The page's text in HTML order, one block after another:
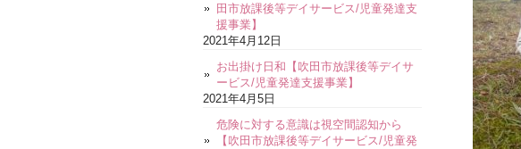
田市放課後等デイサービス/児童発達支
援事業】
2021年4月12日
お出掛け日和【吹田市放課後等デイサ
ービス/児童発達支援事業】
2021年4月5日
危険に対する意識は視空間認知から
【吹田市放課後等デイサービス/児童発